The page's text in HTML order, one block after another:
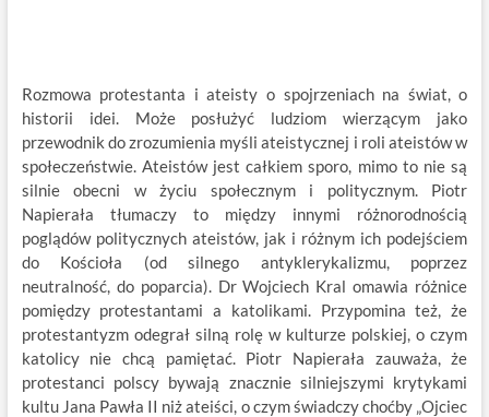
Rozmowa protestanta i ateisty o spojrzeniach na świat, o
historii idei. Może posłużyć ludziom wierzącym jako
przewodnik do zrozumienia myśli ateistycznej i roli ateistów w
społeczeństwie. Ateistów jest całkiem sporo, mimo to nie są
silnie obecni w życiu społecznym i politycznym. Piotr
Napierała tłumaczy to między innymi różnorodnością
poglądów politycznych ateistów, jak i różnym ich podejściem
do Kościoła (od silnego antyklerykalizmu, poprzez
neutralność, do poparcia). Dr Wojciech Kral omawia różnice
pomiędzy protestantami a katolikami. Przypomina też, że
protestantyzm odegrał silną rolę w kulturze polskiej, o czym
katolicy nie chcą pamiętać. Piotr Napierała zauważa, że
protestanci polscy bywają znacznie silniejszymi krytykami
kultu Jana Pawła II niż ateiści, o czym świadczy choćby „Ojciec